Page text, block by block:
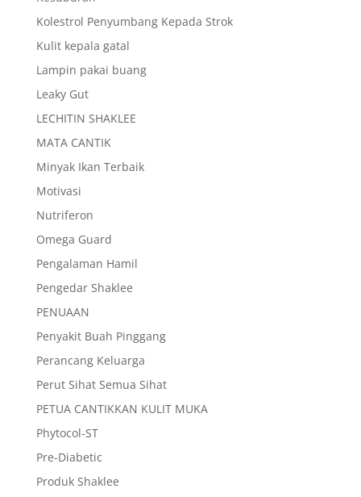
Kolestrol Penyumbang Kepada Strok
Kulit kepala gatal
Lampin pakai buang
Leaky Gut
LECHITIN SHAKLEE
MATA CANTIK
Minyak Ikan Terbaik
Motivasi
Nutriferon
Omega Guard
Pengalaman Hamil
Pengedar Shaklee
PENUAAN
Penyakit Buah Pinggang
Perancang Keluarga
Perut Sihat Semua Sihat
PETUA CANTIKKAN KULIT MUKA
Phytocol-ST
Pre-Diabetic
Produk Shaklee